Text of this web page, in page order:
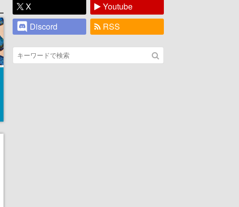
X
Youtube
Discord
RSS